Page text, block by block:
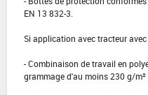
EN 13 832-3.
Si application avec tracteur avec
- Combinaison de travail en
grammage d'au moins 230 g/